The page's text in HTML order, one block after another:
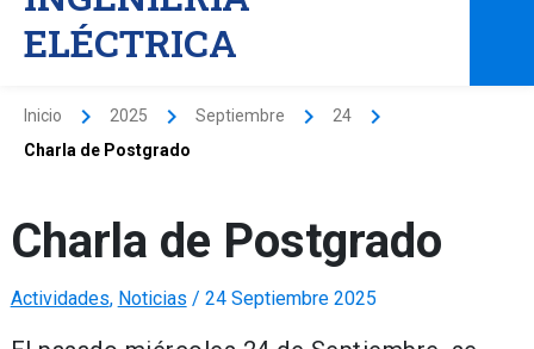
ELÉCTRICA
Inicio 2025 Septiembre
24
Charla de Postgrado
Charla de Postgrado
Actividades, Noticias / 24 Septiembre 2025